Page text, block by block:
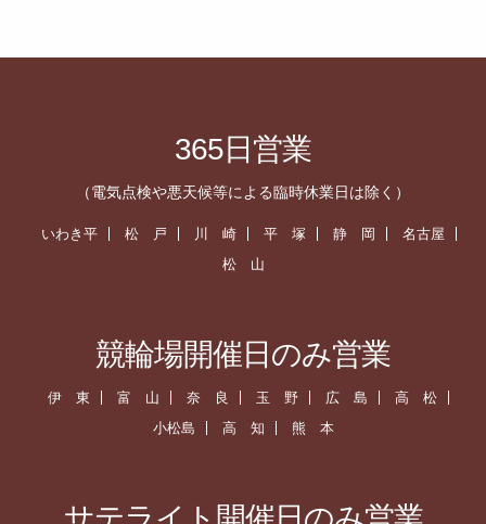
365日営業
（電気点検や悪天候等による臨時休業日は除く）
いわき平 松 戸 川 崎 平 塚 静 岡
名古屋
松 山
競輪場開催日のみ営業
伊 東 富 山 奈 良 玉 野 広 島
高 松
小松島
高 知 熊 本